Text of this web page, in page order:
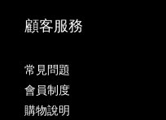
顧客服務
常見問題
會員制度
購物說明